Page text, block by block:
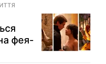
фея-